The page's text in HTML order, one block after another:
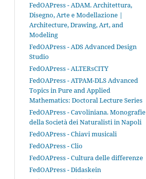
FedOAPress - ADAM. Architettura,
Disegno, Arte e Modellazione |
Architecture, Drawing, Art, and
Modeling
FedOAPress - ADS Advanced Design
Studio
FedOAPress - ALTERsCITY
FedOAPress - ATPAM-DLS Advanced
Topics in Pure and Applied
Mathematics: Doctoral Lecture Series
FedOAPress - Cavoliniana. Monografie
della Società dei Naturalisti in Napoli
FedOAPress - Chiavi musicali
FedOAPress - Clio
FedOAPress - Cultura delle differenze
FedOAPress - Didaskein